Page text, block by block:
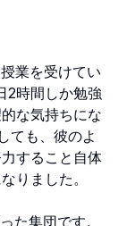
業を受けてい
2時間しか勉強
な気持ちにな
ても、彼のよ
すること自体
りました。
た集団です。